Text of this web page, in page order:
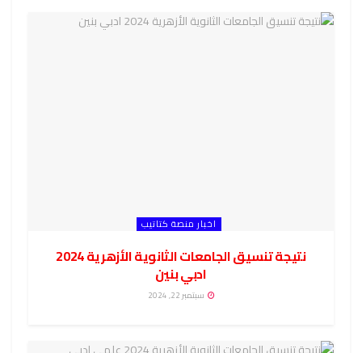
اخبار منصة كتاتيب
نتيجة تنسيق الجامعات الثانوية الأزهرية 2024
ادبي بنين
سبتمبر 22, 2024